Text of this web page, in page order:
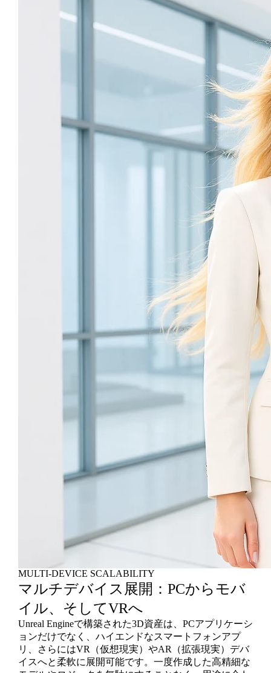
MULTI-DEVICE SCALABILITY
マルチデバイス展開：PCからモバ
イル、そしてVRへ
Unreal Engineで構築された3D資産は、PCアプリケーシ
ョンだけでなく、ハイエンドなスマートフォンアプ
リ、さらにはVR（仮想現実）やAR（拡張現実）デバ
イスへと柔軟に展開可能です。一度作成した高精細な